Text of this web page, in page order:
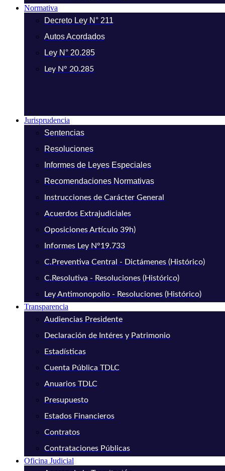
Normativa
Decreto Ley N° 211
Autos Acordados
Ley N° 20.285
Ley N° 20.285
Jurisprudencia
Sentencias
Resoluciones
Informes de Leyes Especiales
Recomendaciones Normativas
Instrucciones de Carácter General
Acuerdos Extrajudiciales
Oposiciones Artículo 39h)
Informes Ley N°19.733
C.Preventiva Central - Dictámenes (Histórico)
C.Resolutiva - Resoluciones (Histórico)
Ley Antimonopolio - Resoluciones (Histórico)
Transparencia
Audiencias Presidente
Declaración de Intéres y Patrimonio
Estadísticas
Cuenta Pública TDLC
Anuarios TDLC
Presupuesto
Estados Financieros
Contratos
Contrataciones Públicas
Oficina Judicial